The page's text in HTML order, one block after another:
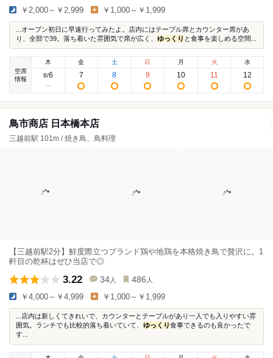
￥2,000～￥2,999 ￥1,000～￥1,999
...オープン初日に早速行ってみたよ。店内にはテーブル席とカウンター席があ
り、全部で39。落ち着いた雰囲気で席が広く、 ゆっくり と食事を楽しめる空間...
空席
情報
木
8/6
金
7
土
8
日
9
月
10
火
11
水
12
鳥市商店 日本橋本店
三越前駅 101m / 焼き鳥、鳥料理
【三越前駅2分】鮮度際立つブランド鶏や地鶏を本格焼き鳥で贅沢に。1
軒目の乾杯はぜひ当店で◎
3.22 34 人 486 人
￥4,000～￥4,999 ￥1,000～￥1,999
...店内は新しくてきれいで、カウンターとテーブルがあり一人でも入りやすい雰
囲気。ランチでも比較的落ち着いていて、 ゆっくり食事できるのも良かったで
す...